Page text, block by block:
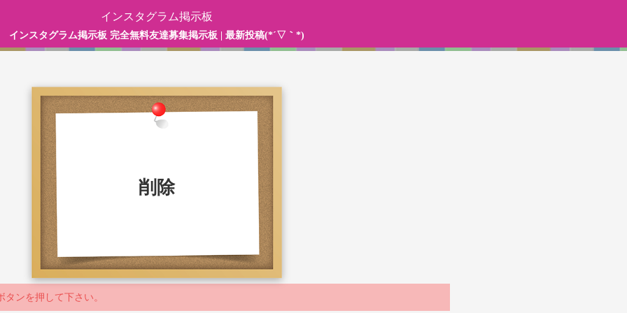
インスタグラム掲示板
インスタグラム掲示板 完全無料友達募集掲示板 | 最新投稿(*´▽｀*)
削除
ンを押して下さい。